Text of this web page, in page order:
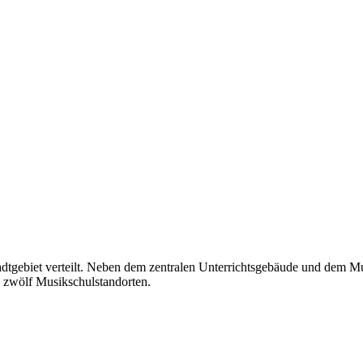
verteilt. Neben dem zentralen Unterrichtsgebäude und dem
Musikschulstandorten.